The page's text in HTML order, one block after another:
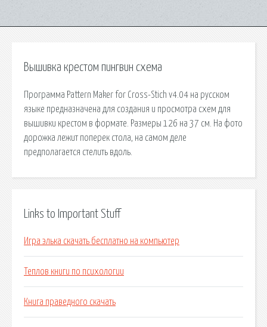
Вышивка крестом пингвин схема
Программа Pattern Maker for Cross-Stich v4.04 на русском
языке предназначена для создания и просмотра схем для
вышивки крестом в формате. Размеры 126 на 37 см. На фото
дорожка лежит поперек стола, на самом деле
предполагается стелить вдоль.
Links to Important Stuff
Игра элька скачать бесплатно на компьютер
Теплов книги по психологии
Книга праведного скачать